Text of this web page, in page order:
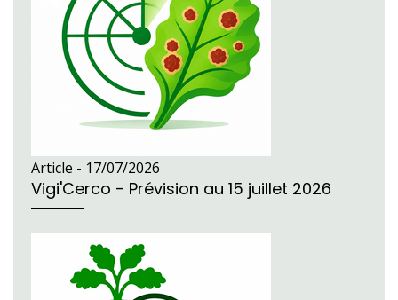
Article - 17/07/2026
Vigi'Cerco - Prévision au 15 juillet 2026